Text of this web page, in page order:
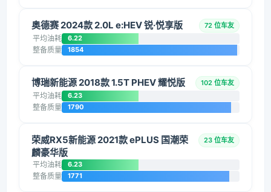
奥德赛 2024款 2.0L e:HEV 锐·悦享版 72 位车友
平均油耗 6.22
整备质量 1854
博瑞新能源 2018款 1.5T PHEV 耀悦版 102 位车友
平均油耗 6.23
整备质量 1790
荣威RX5新能源 2021款 ePLUS 国潮荣
麟豪华版
23 位车友
平均油耗 6.23
整备质量 1771